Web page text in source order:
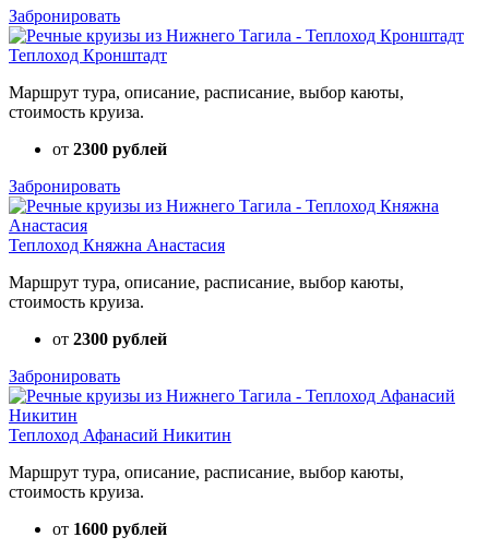
Забронировать
Теплоход Кронштадт
Маршрут тура, описание, расписание, выбор каюты,
стоимость круиза.
от 2300 рублей
Забронировать
Теплоход Княжна Анастасия
Маршрут тура, описание, расписание, выбор каюты,
стоимость круиза.
от 2300 рублей
Забронировать
Теплоход Афанасий Никитин
Маршрут тура, описание, расписание, выбор каюты,
стоимость круиза.
от 1600 рублей